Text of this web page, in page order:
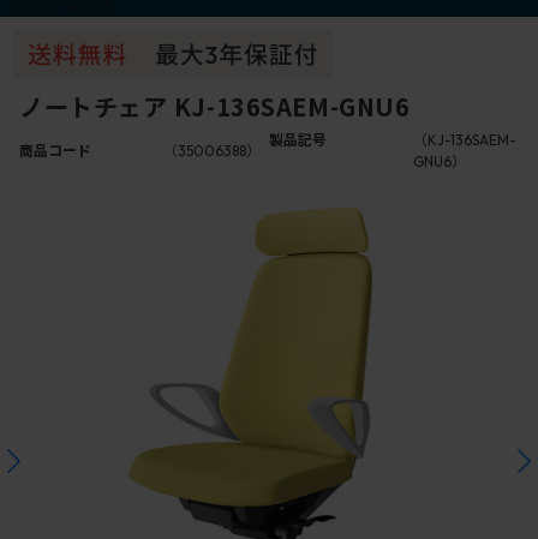
ノートチェア KJ-136SAEM-GNU6
商品コード （35006388）
製品記号
（KJ-136SAEM-
GNU6）